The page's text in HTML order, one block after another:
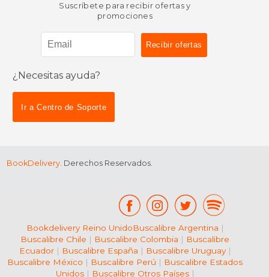
Suscríbete para recibir ofertas y
promociones
¿Necesitas ayuda?
Ir a Centro de Soporte
BookDelivery. Derechos Reservados.
Bookdelivery Reino UnidoBuscalibre Argentina |
Buscalibre Chile | Buscalibre Colombia | Buscalibre
Ecuador| Buscalibre España | Buscalibre Uruguay|
Buscalibre México | Buscalibre Perú | Buscalibre Estados
Unidos| Buscalibre Otros Países|